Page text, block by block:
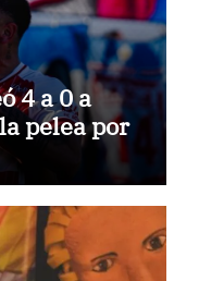
4 a 0 a
pelea por